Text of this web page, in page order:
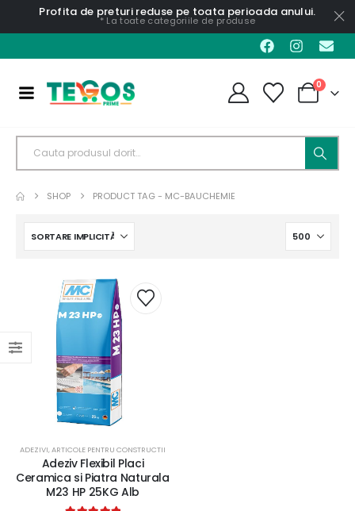
Profita de preturi reduse pe toata perioada anului.
* La toate categoriile de produse
0
SHOP PRODUCT TAG - MC-BAUCHEMIE
ADEZIVI,ARTICOLE PENTRU CONSTRUCTII
Adeziv Flexibil Placi
Ceramica si Piatra Naturala
M23 HP 25KG Alb